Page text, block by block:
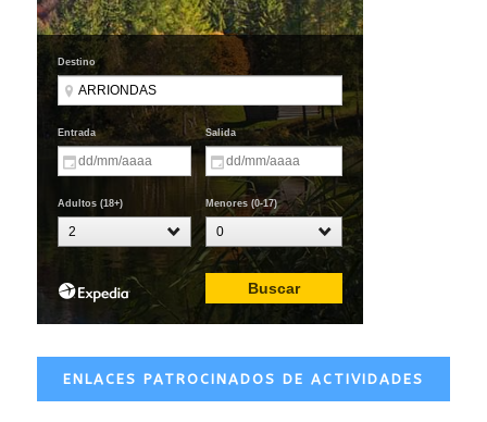
ENLACES PATROCINADOS DE ACTIVIDADES